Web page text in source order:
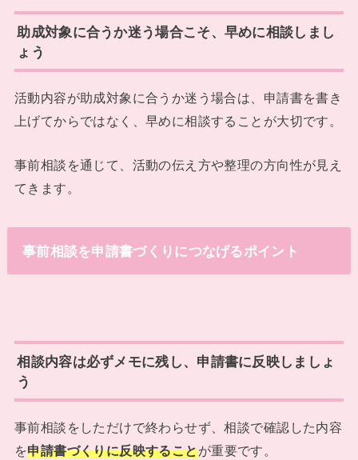
助成対象に合うか迷う場合こそ、早めに相談しまし
ょう
活動内容が助成対象に合うか迷う場合は、申請書を書き
上げてからではなく、早めに相談することが大切です。
事前相談を通じて、活動の伝え方や整理の方向性が見え
てきます。
事前相談を申請書づくりにつなげるポイント
相談内容は必ずメモに残し、申請書に反映しましょ
う
事前相談をしただけで終わらせず、相談で確認した内容
を申請書づくりに反映することが重要です。